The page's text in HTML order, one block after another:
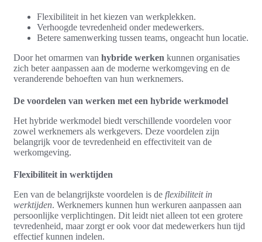
Flexibiliteit in het kiezen van werkplekken.
Verhoogde tevredenheid onder medewerkers.
Betere samenwerking tussen teams, ongeacht hun locatie.
Door het omarmen van hybride werken kunnen organisaties
zich beter aanpassen aan de moderne werkomgeving en de
veranderende behoeften van hun werknemers.
De voordelen van werken met een hybride werkmodel
Het hybride werkmodel biedt verschillende voordelen voor
zowel werknemers als werkgevers. Deze voordelen zijn
belangrijk voor de tevredenheid en effectiviteit van de
werkomgeving.
Flexibiliteit in werktijden
Een van de belangrijkste voordelen is de flexibiliteit in
werktijden. Werknemers kunnen hun werkuren aanpassen aan
persoonlijke verplichtingen. Dit leidt niet alleen tot een grotere
tevredenheid, maar zorgt er ook voor dat medewerkers hun tijd
effectief kunnen indelen.